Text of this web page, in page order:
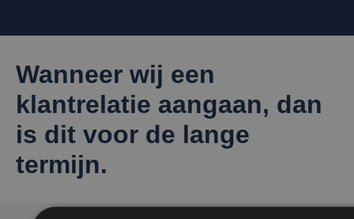
Wanneer wij een
klantrelatie aangaan, dan
is dit voor de lange
termijn.